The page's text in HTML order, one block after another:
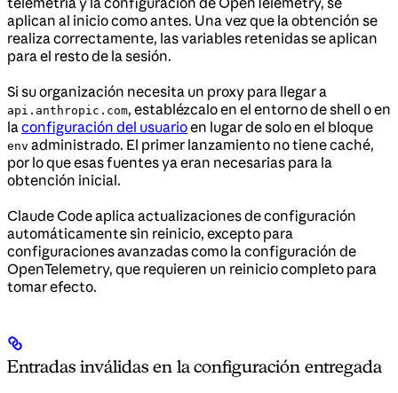
aplican al inicio como antes. Una vez que la obtención se
realiza correctamente, las variables retenidas se aplican
para el resto de la sesión.
Si su organización necesita un proxy para llegar a
api.anthropic.com, establézcalo en el entorno de shell o en
la configuración del usuarioen lugar de solo en el bloque
env administrado. El primer lanzamiento no tiene caché,
por lo que esas fuentes ya eran necesarias para la
obtención inicial.
Claude Code aplica actualizaciones de configuración
automáticamente sin reinicio, excepto para
configuraciones avanzadas como la configuración de
OpenTelemetry, que requieren un reinicio completo para
tomar efecto.
Entradas inválidas en la configuración entregada